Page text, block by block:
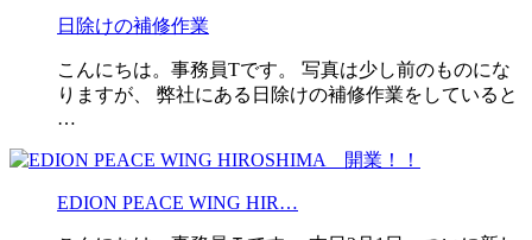
日除けの補修作業
こんにちは。事務員Tです。 写真は少し前のものにな
りますが、 弊社にある日除けの補修作業をしていると
…
EDION PEACE WING HIR…